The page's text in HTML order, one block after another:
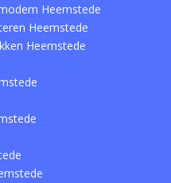
Heemstede
Heemstede
Heemstede